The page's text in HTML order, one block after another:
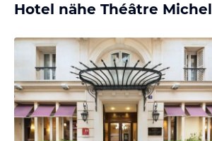
Hotel nähe Théâtre Michel